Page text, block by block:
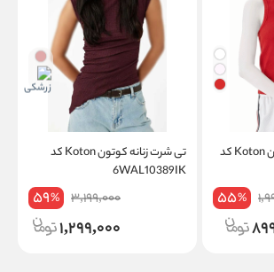
تاپ بیسیک زنانه کوتون Koton کد
55%
تی شرت زنانه کوتون Koton کد
6WAL10389IK
3,199,000
59%
1,299,000